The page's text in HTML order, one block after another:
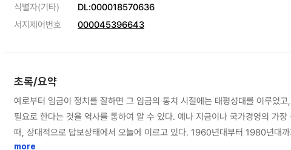
식별자(기타)
DL:000018570636
서지제어번호
000045396643
초록/요약
예로부터 임금이 정치를 잘하면 그 임금의 통치 시절에는 태평성대를 이루었
필요로 한다는 것을 역사를 통하여 알 수 있다. 예나 지금이나 국가경영의 가장 큰 이슈는 국가의 경제발전이다. 즉, 백성이 잘 먹고 잘 살 수 있는 나라를 만드는 것을 말한다. 한국은 1990년대 이후 의미 있는 발전 없이, 경쟁국들과 비교할
때, 상대적으로 답보상태에서 오늘에 이르고 있다. 1960년대부터 1980년대
상대적 박탈감과 좌절감을 느끼고 있는 실정이다. 한국인들의 개인적 능력
more